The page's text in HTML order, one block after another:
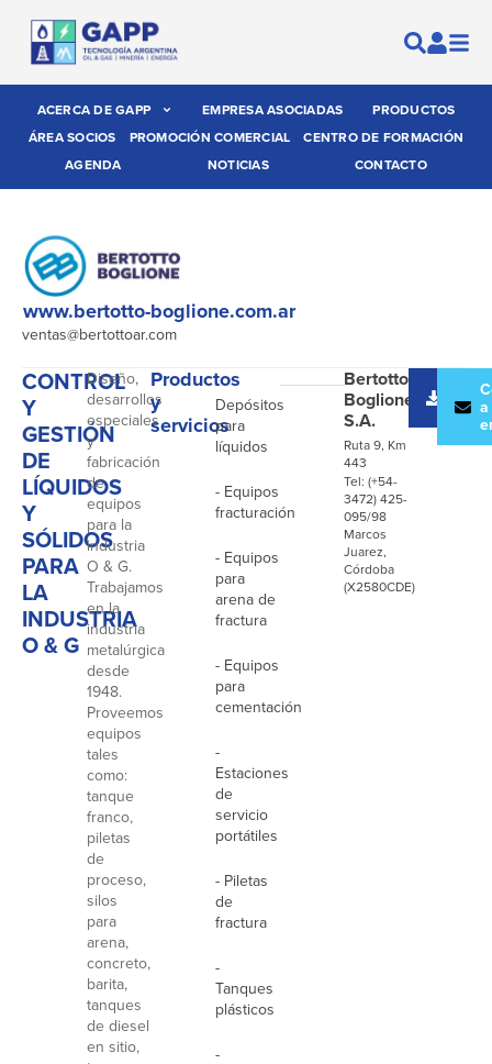
ACERCA DE GAPP EMPRESA ASOCIADAS
PRODUCTOS
ÁREA SOCIOS
PROMOCIÓN COMERCIAL
CENTRO DE FORMACIÓN
AGENDA
NOTICIAS CONTACTO
www.bertotto-boglione.com.ar
ventas@bertottoar.com
CONTROL
Y
GESTIÓN
DE
LÍQUIDOS
Y
SÓLIDOS
PARA
LA
INDUSTRIA
O & G
Diseño,
desarrollos
especiales
y
fabricación
de
equipos
para la
industria
O & G.
Trabajamos
en la
industria
metalúrgica
desde
1948.
Proveemos
equipos
tales
como:
tanque
franco,
piletas
de
proceso,
silos
para
arena,
concreto,
barita,
tanques
de diesel
en sitio,
Productos
y
servicios
-
Depósitos
para
líquidos
- Equipos
fracturación
- Equipos
para
arena de
fractura
- Equipos
para
cementación
-
Estaciones
de
servicio
portátiles
- Piletas
de
fractura
-
Tanques
plásticos
-
Bertotto-
Boglione
S.A.
Ruta 9, Km
443
Tel: (+54-
3472) 425-
095/98
Marcos
Juarez,
Córdoba
(X2580CDE)